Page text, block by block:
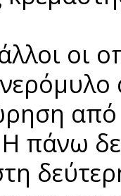
οι
από
πάνω